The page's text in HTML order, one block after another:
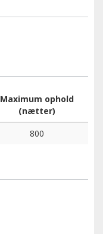
Maximum ophold
(nætter)
800